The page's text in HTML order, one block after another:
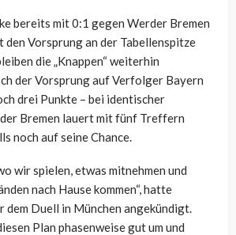
bereits mit 0:1 gegen Werder Bremen
den Vorsprung an der Tabellenspitze
die „Knappen“ weiterhin
der Vorsprung auf Verfolger Bayern
drei Punkte – bei identischer
Bremen lauert mit fünf Treffern
noch auf seine Chance.
wir spielen, etwas mitnehmen und
nach Hause kommen“, hatte
Duell in München angekündigt.
Plan phasenweise gut um und